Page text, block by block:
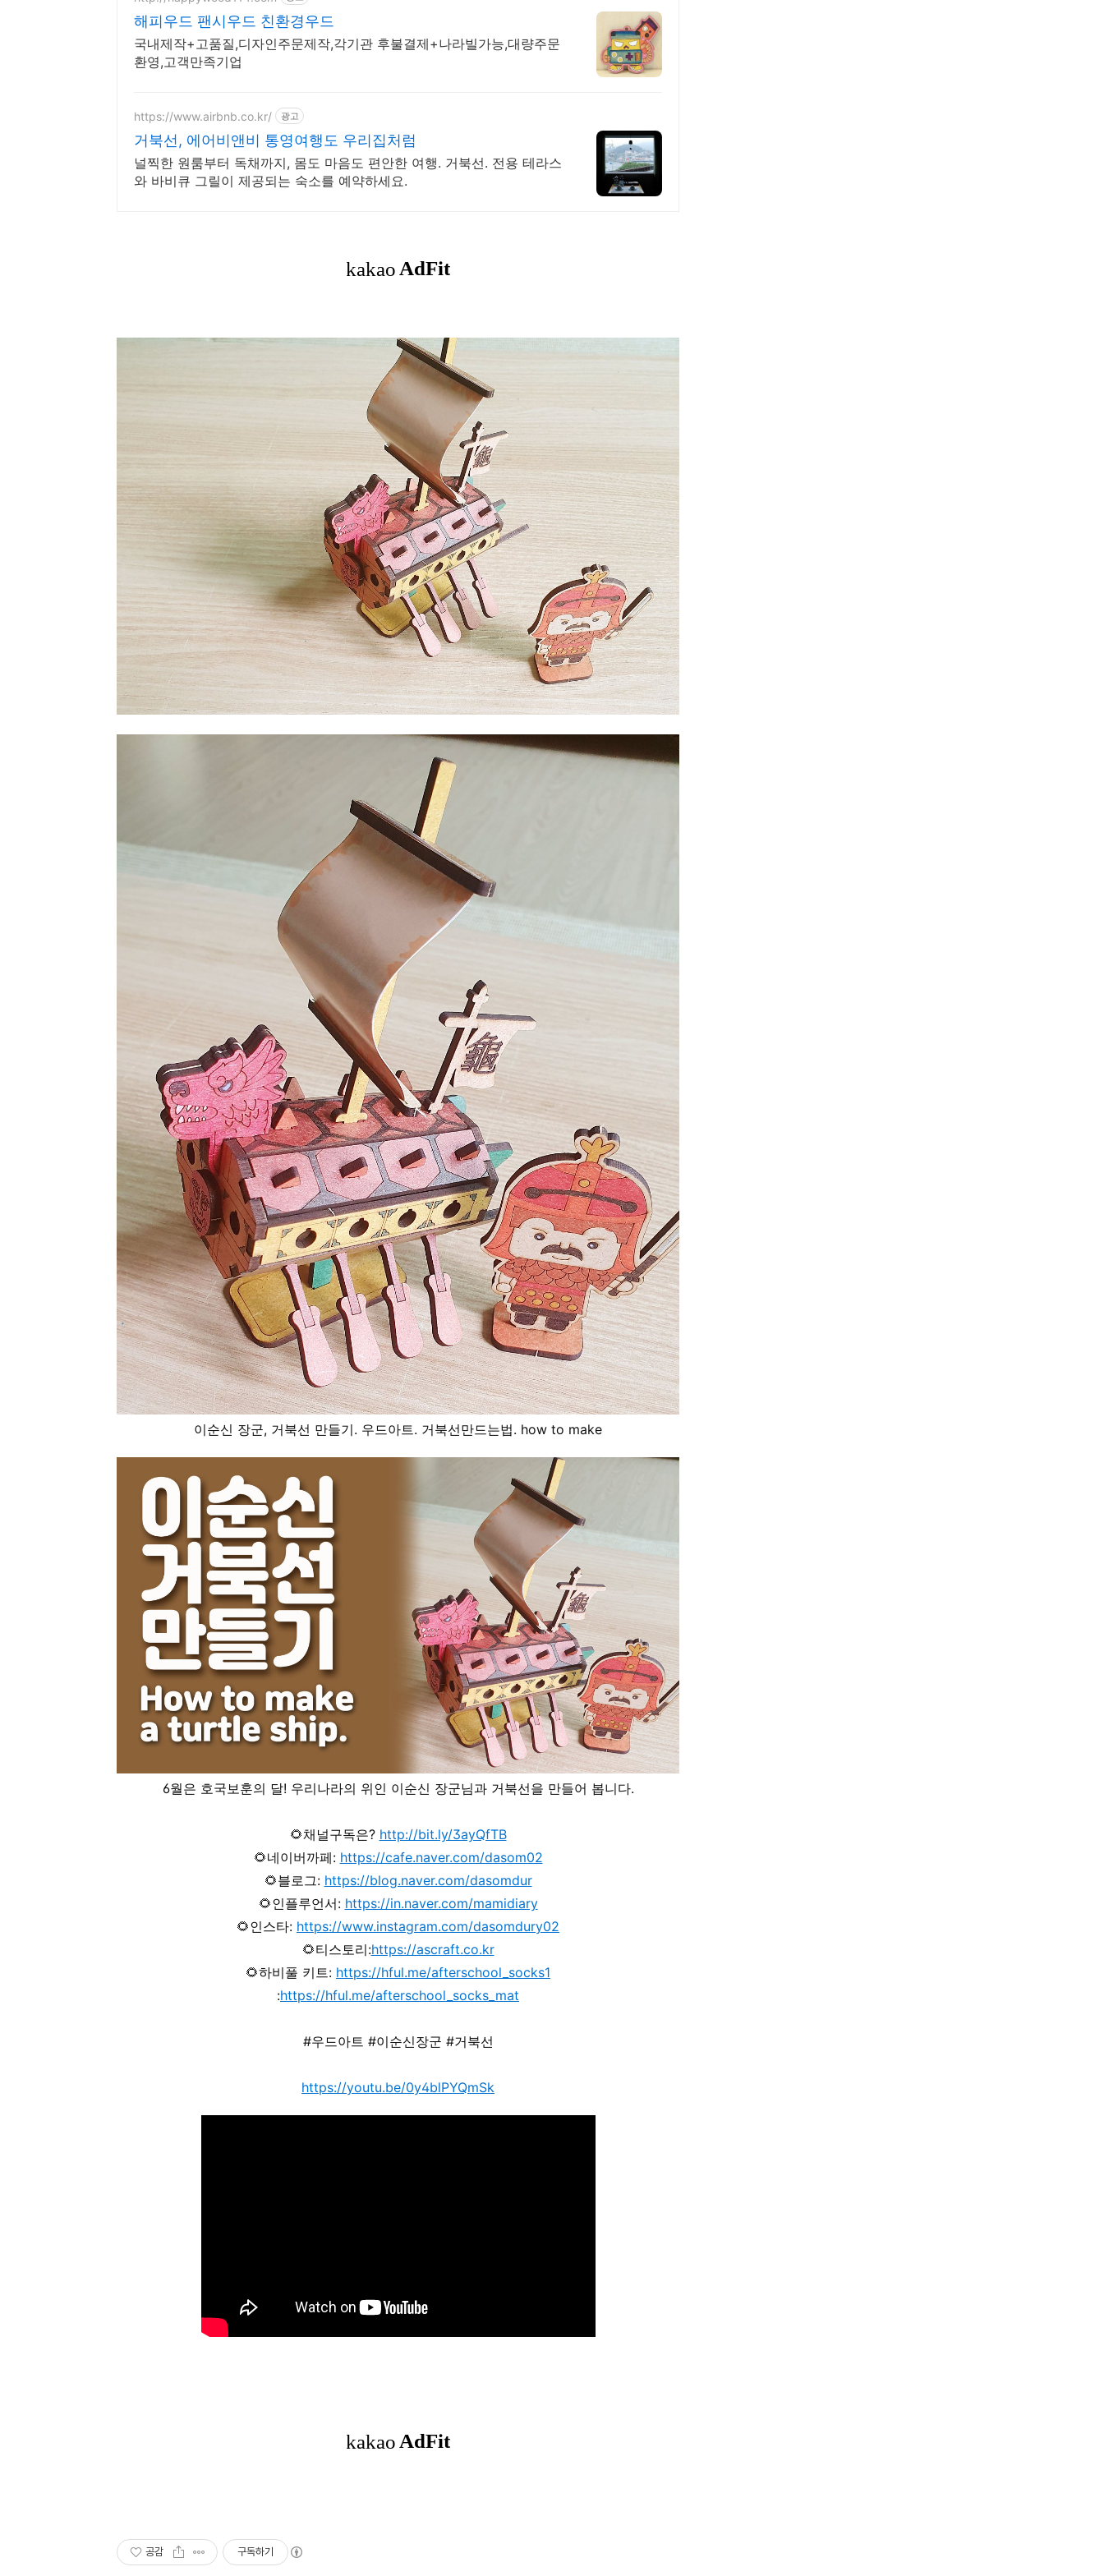
해피우드 팬시우드 친환경우드
국내제작+고품질,디자인주문제작,각기관 후불결제+나라빌가능,대량주문
환영,고객만족기업
https://www.airbnb.co.kr/ 광고
거북선, 에어비앤비 통영여행도 우리집처럼
널찍한 원룸부터 독채까지, 몸도 마음도 편안한 여행. 거북선. 전용 테라스
와 바비큐 그릴이 제공되는 숙소를 예약하세요.
이순신 장군, 거북선 만들기. 우드아트. 거북선만드는법. how to make
6월은 호국보훈의 달! 우리나라의 위인 이순신 장군님과 거북선을 만들어 봅니다.
🌻채널구독은? http://bit.ly/3ayQfTB
🌻네이버까페: https://cafe.naver.com/dasom02
🌻블로그: https://blog.naver.com/dasomdur
🌻인플루언서: https://in.naver.com/mamidiary
🌻인스타: https://www.instagram.com/dasomdury02
🌻티스토리:https://ascraft.co.kr
🌻하비풀 키트: https://hful.me/afterschool_socks1
:https://hful.me/afterschool_socks_mat
#우드아트 #이순신장군 #거북선
https://youtu.be/0y4blPYQmSk
공감 구독하기